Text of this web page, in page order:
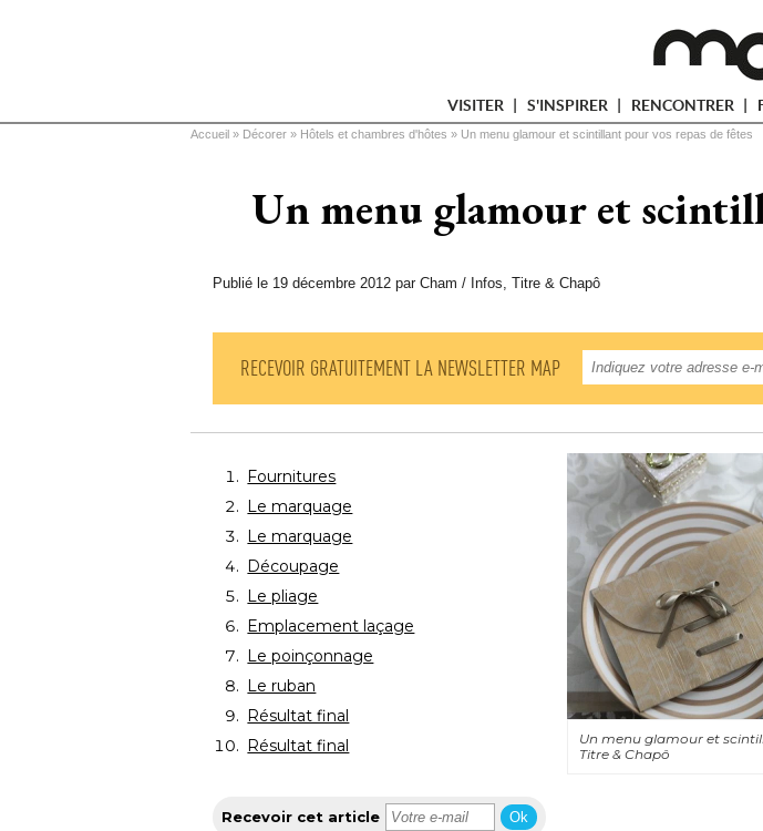
VISITER S'INSPIRER RENCONTRER
Vous êtes ici
Accueil » Décorer » Hôtels et chambres d'hôtes » Un menu glamour et scintillant pour vos repas de fêtes
Un menu glamour et
Publié le 19 décembre 2012 par Cham / Infos, Titre & Chapô
RECEVOIR GRATUITEMENT LA NEWSLETTER MAP
Un menu glamour et
Titre & Chapô
Fournitures
Le marquage
Le marquage
Découpage
Le pliage
Emplacement laçage
Le poinçonnage
Le ruban
Résultat final
Résultat final
Recevoir cet article Ok